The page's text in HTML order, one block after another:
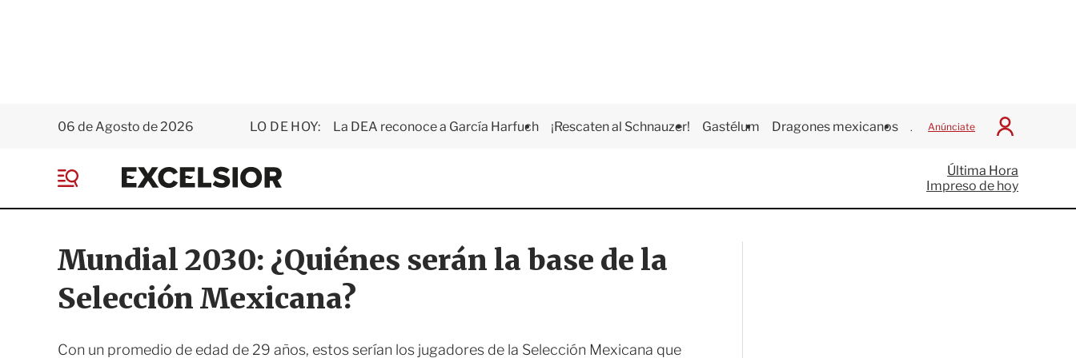
06 de Agosto de 2026 LO DE HOY: La DEA reconoce a García Harfuch ¡Rescaten al Schnauzer! Gastélum Dragones mexicanos Juegos Centroamericanos
Anúnciate
I
c
i
a
E
x
e
i
o
r
e
Última Hora
Impreso de hoy
Mundial 2030: ¿Quiénes serán la base de la
Selección Mexicana?
Con un promedio de edad de 29 años, estos serían los jugadores de la Selección Mexicana que